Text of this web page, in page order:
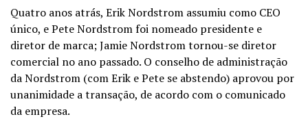
Quatro anos atrás, Erik Nordstrom assumiu como CEO
único, e Pete Nordstrom foi nomeado presidente e
diretor de marca; Jamie Nordstrom tornou-se diretor
comercial no ano passado. O conselho de administração
da Nordstrom (com Erik e Pete se abstendo) aprovou por
unanimidade a transação, de acordo com o comunicado
da empresa.